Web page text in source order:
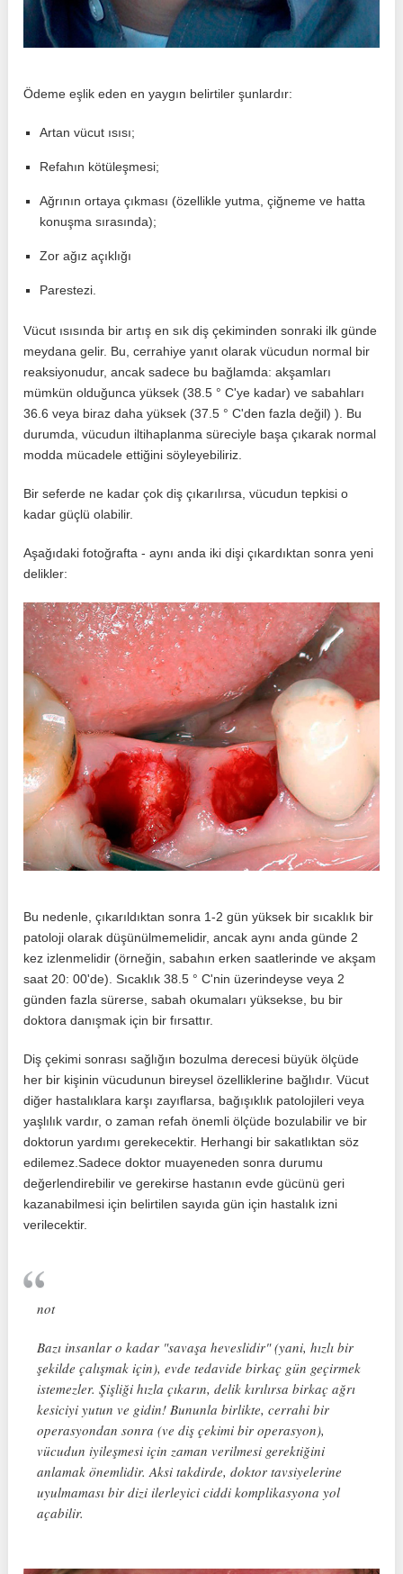
Ödeme eşlik eden en yaygın belirtiler şunlardır:
Artan vücut ısısı;
Refahın kötüleşmesi;
Ağrının ortaya çıkması (özellikle yutma, çiğneme ve hatta
konuşma sırasında);
Zor ağız açıklığı
Parestezi.
Vücut ısısında bir artış en sık diş çekiminden sonraki ilk günde
meydana gelir. Bu, cerrahiye yanıt olarak vücudun normal bir
reaksiyonudur, ancak sadece bu bağlamda: akşamları
mümkün olduğunca yüksek (38.5 ° C'ye kadar) ve sabahları
36.6 veya biraz daha yüksek (37.5 ° C'den fazla değil) ). Bu
durumda, vücudun iltihaplanma süreciyle başa çıkarak normal
modda mücadele ettiğini söyleyebiliriz.
Bir seferde ne kadar çok diş çıkarılırsa, vücudun tepkisi o
kadar güçlü olabilir.
Aşağıdaki fotoğrafta - aynı anda iki dişi çıkardıktan sonra yeni
delikler:
Bu nedenle, çıkarıldıktan sonra 1-2 gün yüksek bir sıcaklık bir
patoloji olarak düşünülmemelidir, ancak aynı anda günde 2
kez izlenmelidir (örneğin, sabahın erken saatlerinde ve akşam
saat 20: 00'de). Sıcaklık 38.5 ° C'nin üzerindeyse veya 2
günden fazla sürerse, sabah okumaları yüksekse, bu bir
doktora danışmak için bir fırsattır.
Diş çekimi sonrası sağlığın bozulma derecesi büyük ölçüde
her bir kişinin vücudunun bireysel özelliklerine bağlıdır. Vücut
diğer hastalıklara karşı zayıflarsa, bağışıklık patolojileri veya
yaşlılık vardır, o zaman refah önemli ölçüde bozulabilir ve bir
doktorun yardımı gerekecektir. Herhangi bir sakatlıktan söz
edilemez.Sadece doktor muayeneden sonra durumu
değerlendirebilir ve gerekirse hastanın evde gücünü geri
kazanabilmesi için belirtilen sayıda gün için hastalık izni
verilecektir.
not
Bazı insanlar o kadar "savaşa heveslidir" (yani, hızlı bir
şekilde çalışmak için), evde tedavide birkaç gün geçirmek
istemezler. Şişliği hızla çıkarın, delik kırılırsa birkaç ağrı
kesiciyi yutun ve gidin! Bununla birlikte, cerrahi bir
operasyondan sonra (ve diş çekimi bir operasyon),
vücudun iyileşmesi için zaman verilmesi gerektiğini
anlamak önemlidir. Aksi takdirde, doktor tavsiyelerine
uyulmaması bir dizi ilerleyici ciddi komplikasyona yol
açabilir.